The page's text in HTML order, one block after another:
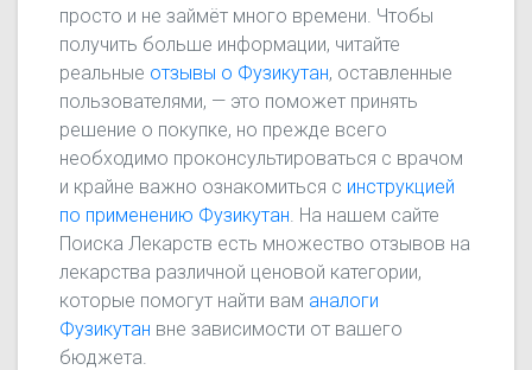
просто и не займёт много времени. Чтобы
получить больше информации, читайте
реальные отзывы о Фузикутан, оставленные
пользователями, — это поможет принять
решение о покупке, но прежде всего
необходимо проконсультироваться с врачом
и крайне важно ознакомиться с инструкцией
по применению Фузикутан . На нашем сайте
Поиска Лекарств есть множество отзывов на
лекарства различной ценовой категории,
которые помогут найти вам аналоги
Фузикутан вне зависимости от вашего
бюджета.